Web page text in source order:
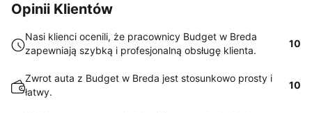
Opinii Klientów
Nasi klienci ocenili, że pracownicy Budget w Breda
zapewniają szybką i profesjonalną obsługę klienta.
10
Zwrot auta z Budget w Breda jest stosunkowo prosty i
łatwy.
10